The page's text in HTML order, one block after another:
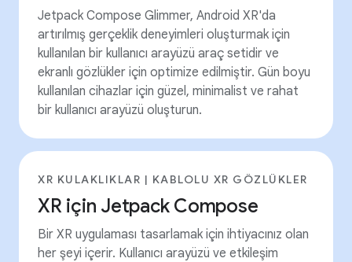
Jetpack Compose Glimmer, Android XR'da
artırılmış gerçeklik deneyimleri oluşturmak için
kullanılan bir kullanıcı arayüzü araç setidir ve
ekranlı gözlükler için optimize edilmiştir. Gün boyu
kullanılan cihazlar için güzel, minimalist ve rahat
bir kullanıcı arayüzü oluşturun.
XR KULAKLIKLAR | KABLOLU XR GÖZLÜKLER
XR için Jetpack Compose
Bir XR uygulaması tasarlamak için ihtiyacınız olan
her şeyi içerir. Kullanıcı arayüzü ve etkileşim